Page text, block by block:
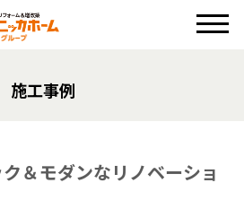
施工事例
＆モダンなリノベーショ